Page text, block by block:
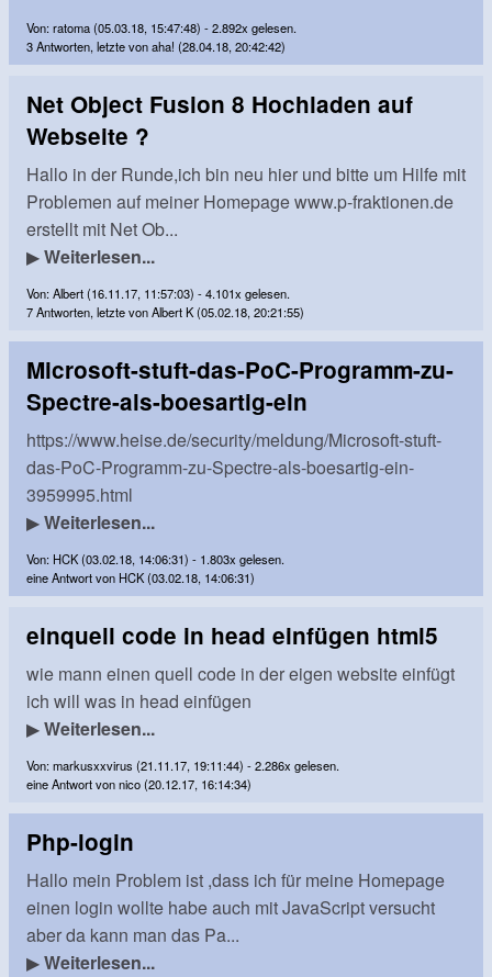
Von: ratoma (05.03.18, 15:47:48) - 2.892x gelesen.
3 Antworten, letzte von aha! (28.04.18, 20:42:42)
Net Object Fusion 8 Hochladen auf
Webseite ?
Hallo in der Runde,ich bin neu hier und bitte um Hilfe mit
Problemen auf meiner Homepage www.p-fraktionen.de
erstellt mit Net Ob...
▶Weiterlesen...
Von: Albert (16.11.17, 11:57:03) - 4.101x gelesen.
7 Antworten, letzte von Albert K (05.02.18, 20:21:55)
Microsoft-stuft-das-PoC-Programm-zu-
Spectre-als-boesartig-ein
https://www.heise.de/security/meldung/Microsoft-stuft-
das-PoC-Programm-zu-Spectre-als-boesartig-ein-
3959995.html
▶Weiterlesen...
Von: HCK (03.02.18, 14:06:31) - 1.803x gelesen.
eine Antwort von HCK (03.02.18, 14:06:31)
einquell code in head einfügen html5
wie mann einen quell code in der eigen website einfügt
ich will was in head einfügen
▶Weiterlesen...
Von: markusxxvirus (21.11.17, 19:11:44) - 2.286x gelesen.
eine Antwort von nico (20.12.17, 16:14:34)
Php-login
Hallo mein Problem ist ,dass ich für meine Homepage
einen login wollte habe auch mit JavaScript versucht
aber da kann man das Pa...
▶Weiterlesen...